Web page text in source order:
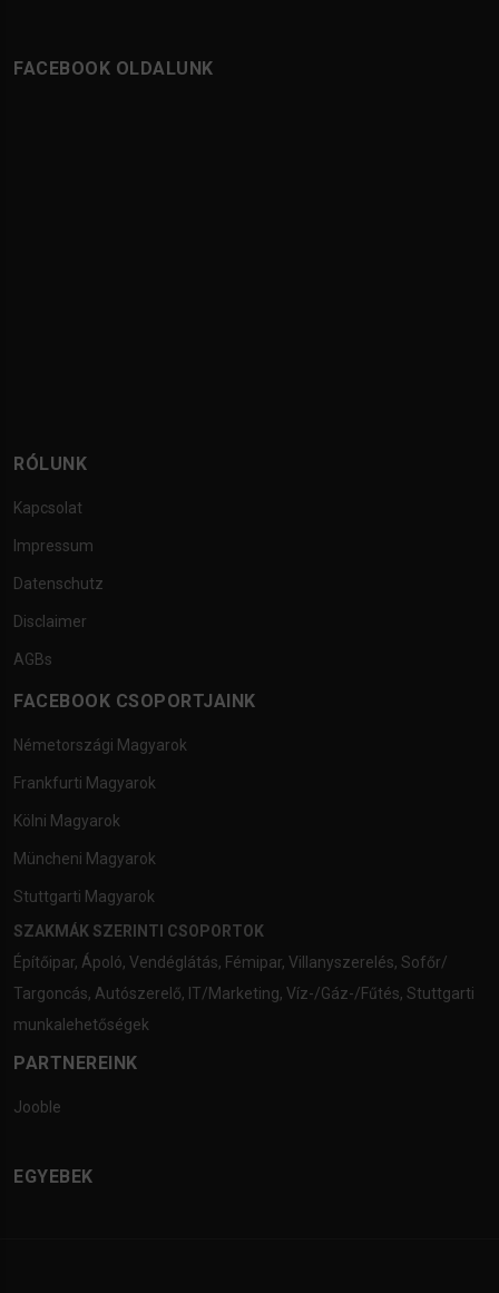
FACEBOOK OLDALUNK
RÓLUNK
Kapcsolat
Impressum
Datenschutz
Disclaimer
AGBs
FACEBOOK CSOPORTJAINK
Németországi Magyarok
Frankfurti Magyarok
Kölni Magyarok
Müncheni Magyarok
Stuttgarti Magyarok
SZAKMÁK SZERINTI CSOPORTOK
Építőipar, Ápoló, Vendéglátás, Fémipar, Villanyszerelés, Sofőr/
Targoncás, Autószerelő, IT/Marketing, Víz-/Gáz-/Fűtés, Stuttgarti
munkalehetőségek
PARTNEREINK
Jooble
EGYEBEK